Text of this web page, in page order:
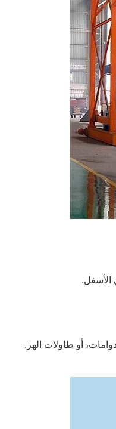
الأسفل.
أو طاولات الهز.